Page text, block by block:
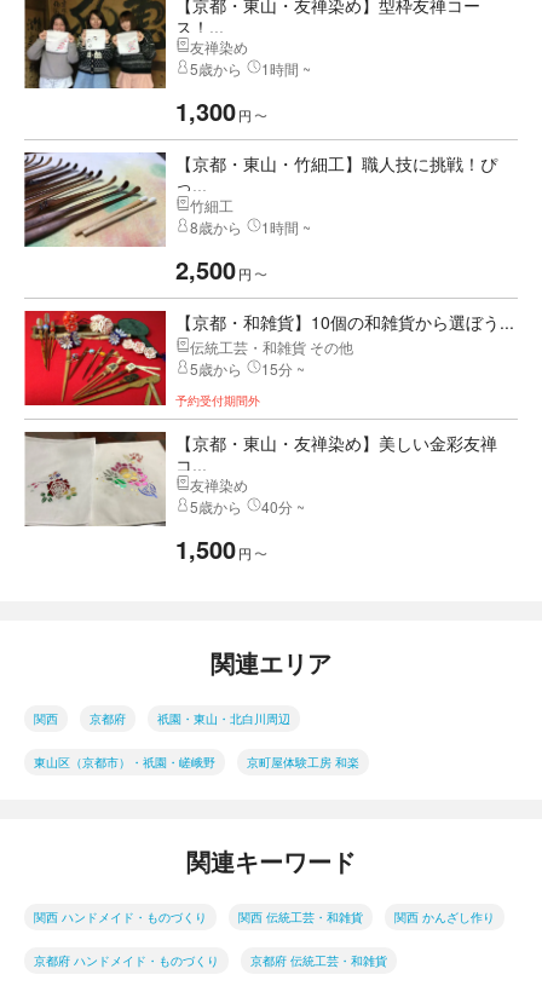
【京都・東山・友禅染め】型枠友禅コー
ス！...
友禅染め
5歳から
1時間 ~
1,300円 〜
【京都・東山・竹細工】職人技に挑戦！ぴ
っ...
竹細工
8歳から
1時間 ~
2,500円 〜
【京都・和雑貨】10個の和雑貨から選ぼう...
伝統工芸・和雑貨 その他
5歳から
15分 ~
予約受付期間外
【京都・東山・友禅染め】美しい金彩友禅
コ...
友禅染め
5歳から
40分 ~
1,500円 〜
関連エリア
関西 京都府 祇園・東山・北白川周辺
東山区（京都市）・祇園・嵯峨野 京町屋体験工房 和楽
関連キーワード
関西 ハンドメイド・ものづくり 関西 伝統工芸・和雑貨 関西 かんざし作り
京都府 ハンドメイド・ものづくり 京都府 伝統工芸・和雑貨